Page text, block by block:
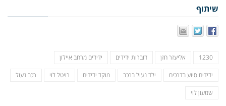
שיתוף
1230 אליעזר חזן דוברות ידידים ידידים מרחב איילון
ידידים סיוע בדרכים ילד נעול ברכב מוקד ידידים רויטל לוי רכב נעול
שמעון לוי